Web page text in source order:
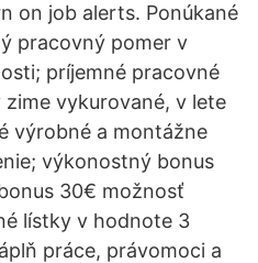
on job alerts. Ponúkané
pracovný pomer v
príjemné pracovné
vykurované, v lete
výrobné a montážne
výkonostný bonus
30€ možnosť
lístky v hodnote 3
práce, právomoci a